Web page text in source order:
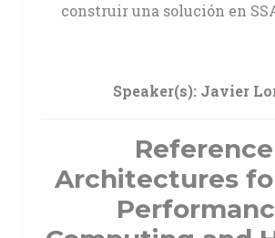
construir una solución en
Speaker(s): Javier
Reference
Architectures